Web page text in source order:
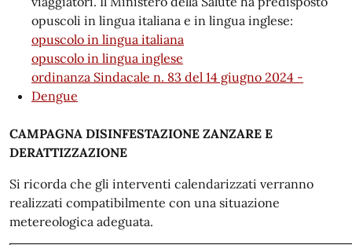
opuscoli in lingua italiana e in lingua inglese:
opuscolo in lingua italiana
opuscolo in lingua inglese
ordinanza Sindacale n. 83 del 14 giugno 2024 -
Dengue
CAMPAGNA DISINFESTAZIONE ZANZARE E
DERATTIZZAZIONE
Si ricorda che gli interventi calendarizzati verranno
realizzati compatibilmente con una situazione
metereologica adeguata.